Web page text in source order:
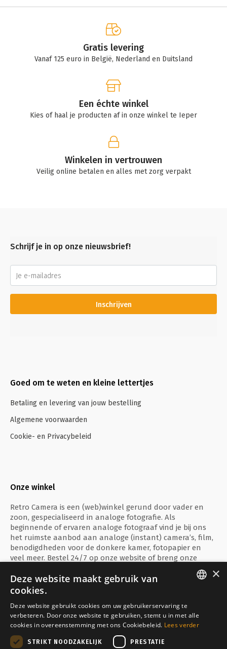
Gratis levering
Vanaf 125 euro in België, Nederland en Duitsland
Een échte winkel
Kies of haal je producten af in onze winkel te Ieper
Winkelen in vertrouwen
Veilig online betalen en alles met zorg verpakt
Schrijf je in op onze nieuwsbrief!
Inschrijven
Goed om te weten en kleine lettertjes
Betaling en levering van jouw bestelling
Algemene voorwaarden
Cookie- en Privacybeleid
Onze winkel
Retro Camera is een (web)winkel gerund door vader en
zoon, gespecialiseerd in analoge fotografie. Als
beginnende of ervaren analoge fotograaf vind je bij ons
het ruimste aanbod aan analoge (instant) camera’s, film,
benodigdheden voor de donkere kamer, fotopapier en
veel meer. Bestel 24/7 op onze website of breng onze
Veilig betalen met FRANÇAIS
×
Deze website maakt gebruik van
cookies.
Deze website gebruikt cookies om uw gebruikerservaring te
verbeteren. Door onze website te gebruiken, stemt u in met alle
cookies in overeenstemming met ons Cookiebeleid. Lees verder
STRIKT NOODZAKELIJK PRESTATIE